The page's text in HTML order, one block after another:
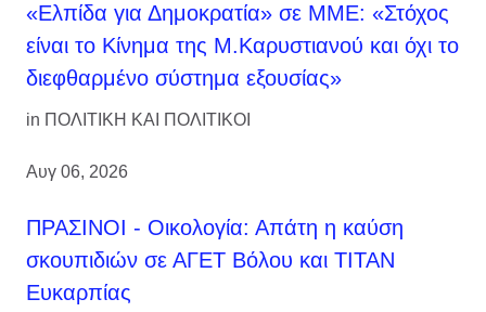
«Ελπίδα για Δημοκρατία» σε ΜΜΕ: «Στόχος
είναι το Κίνημα της Μ.Καρυστιανού και όχι το
διεφθαρμένο σύστημα εξουσίας»
in ΠΟΛΙΤΙΚΗ ΚΑΙ ΠΟΛΙΤΙΚΟΙ
Αυγ 06, 2026
ΠΡΑΣΙΝΟΙ - Οικολογία: Απάτη η καύση
σκουπιδιών σε ΑΓΕΤ Βόλου και ΤΙΤΑΝ
Ευκαρπίας